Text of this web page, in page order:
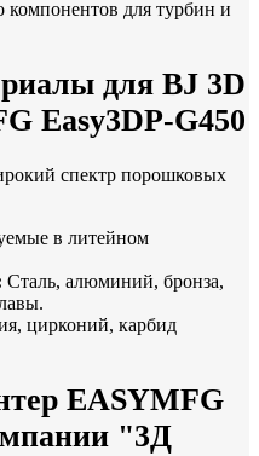
компонентов для турбин и
для BJ 3D
Easy3DP-G450
спектр порошковых
в литейном
Сталь, алюминий, бронза,
цирконий, карбид
EASYMFG
"3Д